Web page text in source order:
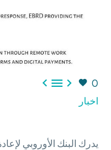
0

اخبار